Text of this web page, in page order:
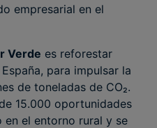
empresarial en el
Verde es reforestar
para impulsar la
de toneladas de CO₂.
15.000 oportunidades
en el entorno rural y se